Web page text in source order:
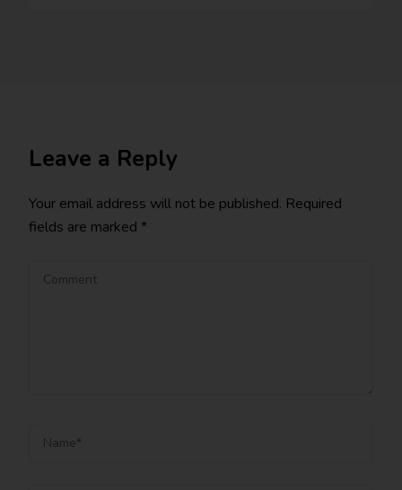
Leave a Reply
Your email address will not be published. Required
fields are marked *